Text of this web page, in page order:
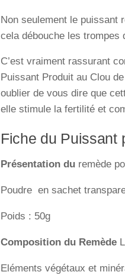
Non seulement le puissant
cela débouche les trompes
C’est vraiment rassurant
Puissant Produit au Clou
oublier de vous dire que
elle stimule la fertilité et
Fiche du Puissant
Présentation du remède
Poudre en sachet
Poids : 50g
Composition du Remède
Eléments végétaux et